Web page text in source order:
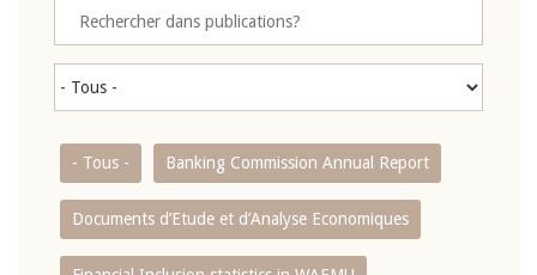
- Tous - Banking Commission Annual Report
Documents d’Etude et d’Analyse Economiques